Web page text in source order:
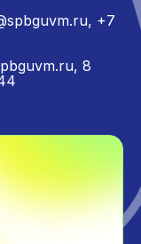
, +7
, 8